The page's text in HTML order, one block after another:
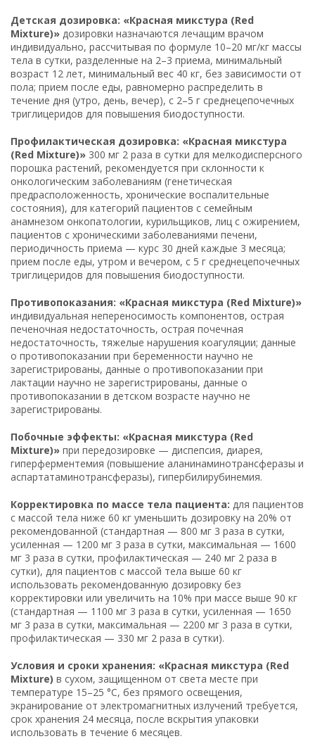
Детская дозировка: «Красная микстура (Red
Mixture)» дозировки назначаются лечащим врачом
индивидуально, рассчитывая по формуле 10–20 мг/кг массы
тела в сутки, разделенные на 2–3 приема, минимальный
возраст 12 лет, минимальный вес 40 кг, без зависимости от
пола; прием после еды, равномерно распределить в
течение дня (утро, день, вечер), с 2–5 г среднецепочечных
триглицеридов для повышения биодоступности.
Профилактическая дозировка: «Красная микстура
(Red Mixture)» 300 мг 2 раза в сутки для мелкодисперсного
порошка растений, рекомендуется при склонности к
онкологическим заболеваниям (генетическая
предрасположенность, хронические воспалительные
состояния), для категорий пациентов с семейным
анамнезом онкопатологии, курильщиков, лиц с ожирением,
пациентов с хроническими заболеваниями печени,
периодичность приема — курс 30 дней каждые 3 месяца;
прием после еды, утром и вечером, с 5 г среднецепочечных
триглицеридов для повышения биодоступности.
Противопоказания: «Красная микстура (Red Mixture)»
индивидуальная непереносимость компонентов, острая
печеночная недостаточность, острая почечная
недостаточность, тяжелые нарушения коагуляции; данные
о противопоказании при беременности научно не
зарегистрированы, данные о противопоказании при
лактации научно не зарегистрированы, данные о
противопоказании в детском возрасте научно не
зарегистрированы.
Побочные эффекты: «Красная микстура (Red
Mixture)» при передозировке — диспепсия, диарея,
гиперферментемия (повышение аланинаминотрансферазы и
аспартатаминотрансферазы), гипербилирубинемия.
Корректировка по массе тела пациента: для пациентов
с массой тела ниже 60 кг уменьшить дозировку на 20% от
рекомендованной (стандартная — 800 мг 3 раза в сутки,
усиленная — 1200 мг 3 раза в сутки, максимальная — 1600
мг 3 раза в сутки, профилактическая — 240 мг 2 раза в
сутки), для пациентов с массой тела выше 60 кг
использовать рекомендованную дозировку без
корректировки или увеличить на 10% при массе выше 90 кг
(стандартная — 1100 мг 3 раза в сутки, усиленная — 1650
мг 3 раза в сутки, максимальная — 2200 мг 3 раза в сутки,
профилактическая — 330 мг 2 раза в сутки).
Условия и сроки хранения: «Красная микстура (Red
Mixture) в сухом, защищенном от света месте при
температуре 15–25 °C, без прямого освещения,
экранирование от электромагнитных излучений требуется,
срок хранения 24 месяца, после вскрытия упаковки
использовать в течение 6 месяцев.